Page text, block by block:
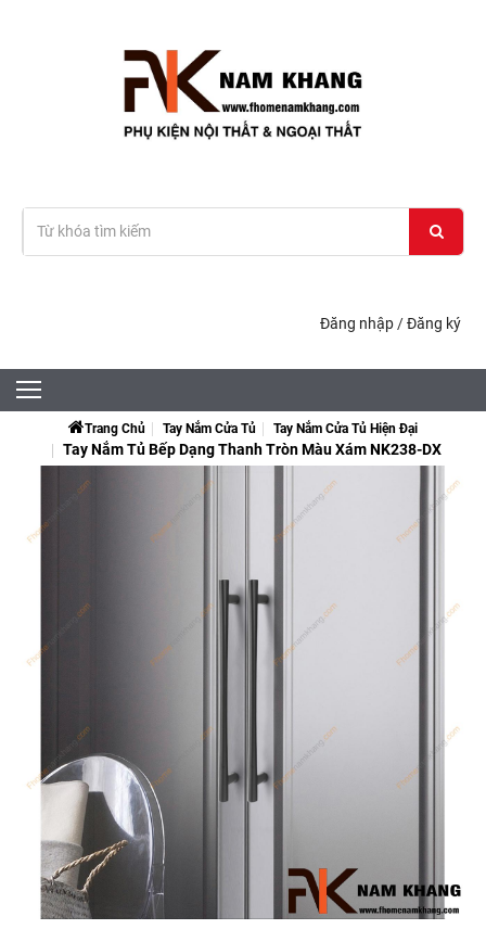
Đăng nhập /Đăng ký
Trang Chủ Tay Nắm Cửa Tủ Tay Nắm Cửa Tủ Hiện Đại
Tay Nắm Tủ Bếp Dạng Thanh Tròn Màu Xám NK238-DX